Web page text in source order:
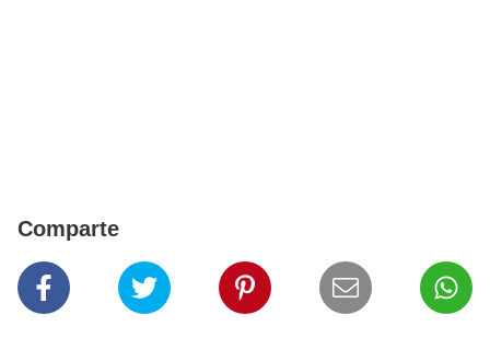
Comparte